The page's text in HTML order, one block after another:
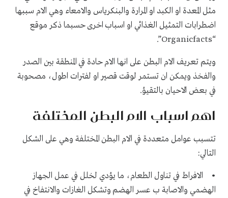
مثل المعدة او الكبد او المرارة والبنكرياس والامعاء وهي الام سببها
اضطرابات التمثيل الغذائي او اسباب اخرى حسبما ذكر موقع
ويتم تعريف الام البطن على انها الام حادة في المنطقة بين الصدر
والفخذ ويمكن ان تستمر لوقت قصير او لفترات اطول، مصحوبة
في بعض الاحيان بالتقيؤ.
اهم اسباب الام البطن المختلفة
تتسبب عوامل متعددة في الام البطن المختلفة وهي على الشكل
التالي:
• الافراط في تناول الطعام، ما يؤدي لخلل في عمل الجهاز
الهضمي والاصابة ب عسر الهضم وتشكل الغازات والانتفاخ في